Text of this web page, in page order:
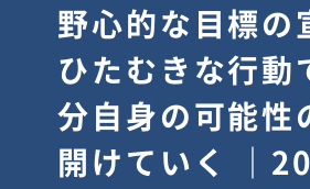
逆境では自分の
スを変え“予想
り、期待を超え
輔塾・前編】